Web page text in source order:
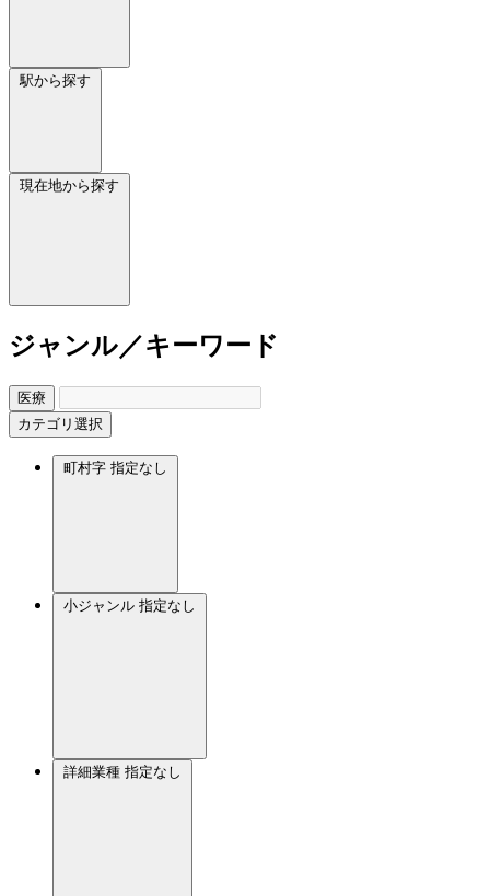
駅から探す
現在地から探す
ジャンル／キーワード
医療
カテゴリ選択
町村字 指定なし
小ジャンル 指定なし
詳細業種 指定なし